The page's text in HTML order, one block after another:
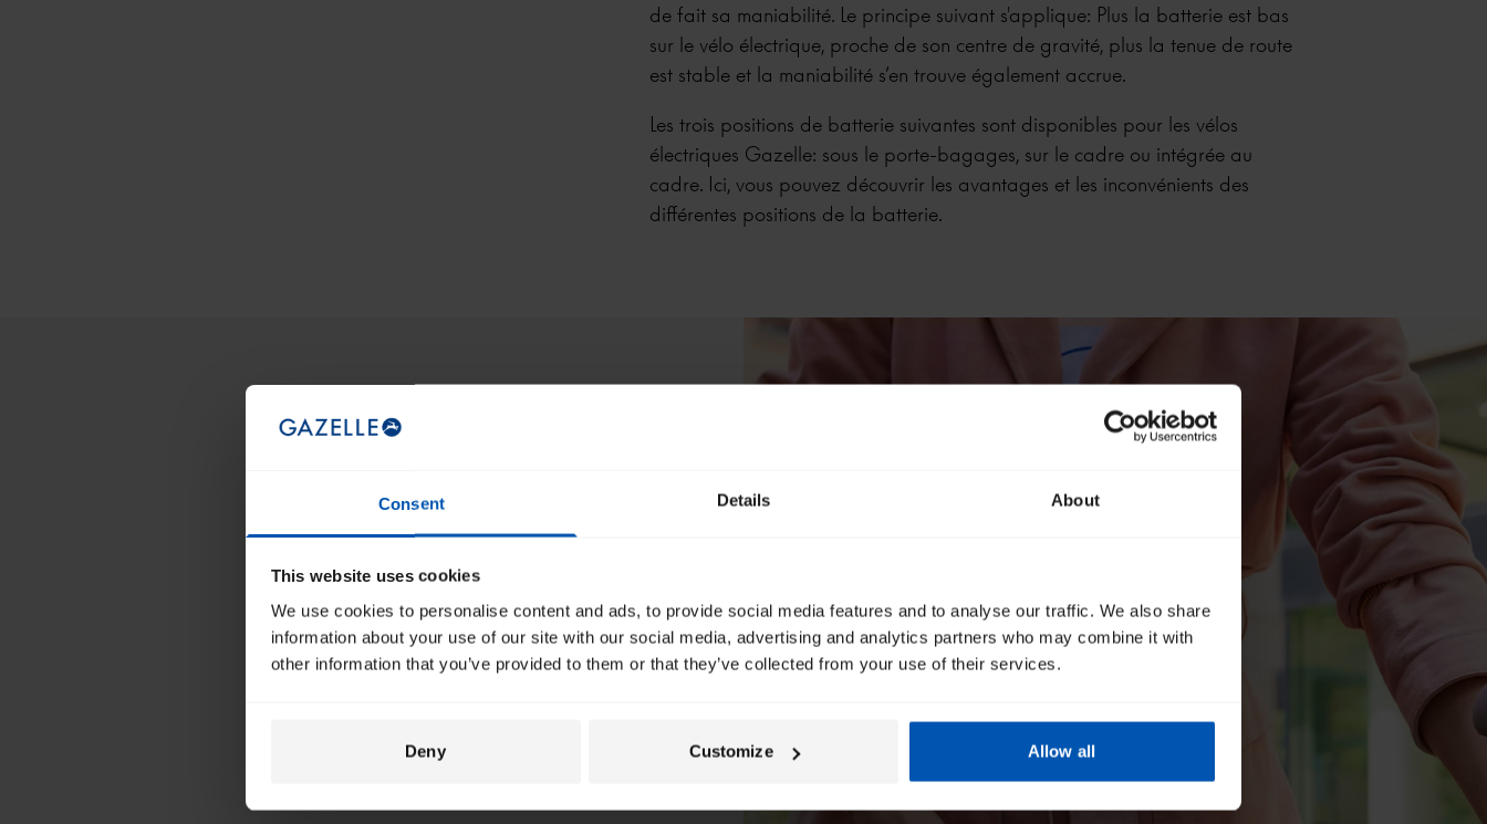
Consent Details About
This website uses cookies
We use cookies to personalise content and ads, to provide social media features and to analyse our traffic. We also share
information about your use of our site with our social media, advertising and analytics partners who may combine it with
other information that you’ve provided to them or that they’ve collected from your use of their services.
Deny Customize Allow all
de fait sa maniabilité. Le principe suivant s'applique: Plus la batterie est bas
sur le vélo électrique, proche de son centre de gravité, plus la tenue de route
est stable et la maniabilité s’en trouve également accrue.
Les trois positions de batterie suivantes sont disponibles pour les vélos
électriques Gazelle: sous le porte-bagages, sur le cadre ou intégrée au
cadre. Ici, vous pouvez découvrir les avantages et les inconvénients des
différentes positions de la batterie.
Montage et démontage facile